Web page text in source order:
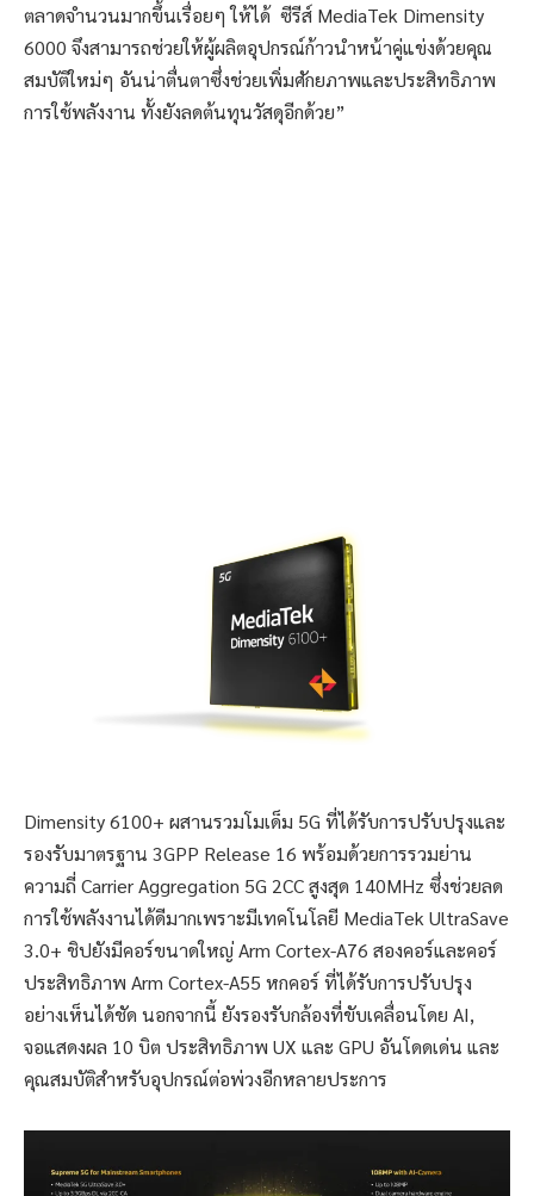
ตลาดจำนวนมากขึ้นเรื่อยๆ ให้ได้ ซีรีส์ MediaTek Dimensity
6000 จึงสามารถช่วยให้ผู้ผลิตอุปกรณ์ก้าวนำหน้าคู่แข่งด้วยคุณ
สมบัติใหม่ๆ อันน่าตื่นตาซึ่งช่วยเพิ่มศักยภาพและประสิทธิภาพ
การใช้พลังงาน ทั้งยังลดต้นทุนวัสดุอีกด้วย”
Dimensity 6100+ ผสานรวมโมเด็ม 5G ที่ได้รับการปรับปรุงและ
รองรับมาตรฐาน 3GPP Release 16 พร้อมด้วยการรวมย่าน
ความถี่ Carrier Aggregation 5G 2CC สูงสุด 140MHz ซึ่งช่วยลด
การใช้พลังงานได้ดีมากเพราะมีเทคโนโลยี MediaTek UltraSave
3.0+ ชิปยังมีคอร์ขนาดใหญ่ Arm Cortex-A76 สองคอร์และคอร์
ประสิทธิภาพ Arm Cortex-A55 หกคอร์ ที่ได้รับการปรับปรุง
อย่างเห็นได้ชัด นอกจากนี้ ยังรองรับกล้องที่ขับเคลื่อนโดย AI,
จอแสดงผล 10 บิต ประสิทธิภาพ UX และ GPU อันโดดเด่น และ
คุณสมบัติสำหรับอุปกรณ์ต่อพ่วงอีกหลายประการ